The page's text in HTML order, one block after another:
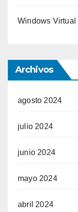
Windows Virtual
Archivos
agosto 2024
julio 2024
junio 2024
mayo 2024
abril 2024